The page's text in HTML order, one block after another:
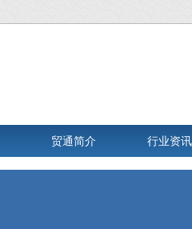
贸通简介 行业资讯